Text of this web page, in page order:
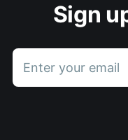
Sign
Enter your email